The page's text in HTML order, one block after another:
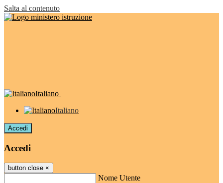
Salta al contenuto
Italiano
Italiano
Accedi
Accedi
button close ×
Nome Utente